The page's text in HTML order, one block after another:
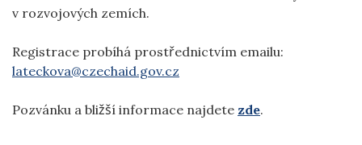
v rozvojových zemích.
Registrace probíhá prostřednictvím emailu:
lateckova@czechaid.gov.cz
Pozvánku a bližší informace najdete zde.